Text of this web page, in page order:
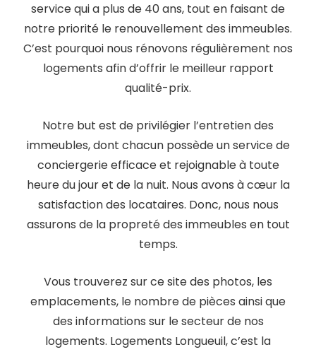
service qui a plus de 40 ans, tout en faisant de
notre priorité le renouvellement des immeubles.
C’est pourquoi nous rénovons régulièrement nos
logements afin d’offrir le meilleur rapport
qualité-prix.
Notre but est de privilégier l’entretien des
immeubles, dont chacun possède un service de
conciergerie efficace et rejoignable à toute
heure du jour et de la nuit. Nous avons à cœur la
satisfaction des locataires. Donc, nous nous
assurons de la propreté des immeubles en tout
temps.
Vous trouverez sur ce site des photos, les
emplacements, le nombre de pièces ainsi que
des informations sur le secteur de nos
logements. Logements Longueuil, c’est la